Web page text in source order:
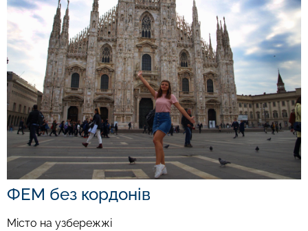
ФЕМ без кордонів
Місто на узбережжі